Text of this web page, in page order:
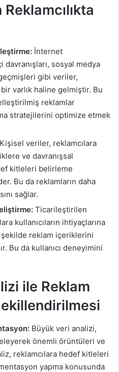
İnternet
davranışları, sosyal medya
gibi veriler,
varlık haline gelmiştir. Bu
reklamlar
stratejilerini optimize etmek
Kişisel veriler, reklamcılara
ve davranışsal
kitleleri belirleme
Bu da reklamların daha
sağlar.
Ticarileştirilen
kullanıcıların ihtiyaçlarına
reklam içeriklerini
Bu da kullanıcı deneyimini
ile Reklam
Büyük veri analizi,
önemli örüntüleri ve
reklamcılara hedef kitleleri
yapma konusunda